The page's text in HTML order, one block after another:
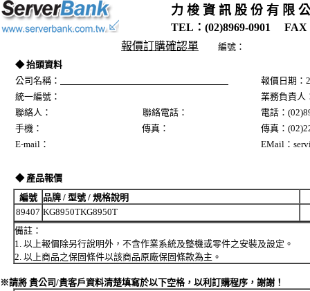
力 梭 資 訊 股 份 有 限
TEL：(02)8969-0901 FAX
報價訂購確認單
編號：
◆ 抬頭資料
公司名稱：
報價日期
統一編號：
業務負責人
聯絡人： 聯絡電話：
電話：
手機： 傳真：
傳真：
E-mail：
EMail：
◆ 產品報價
編號
品牌 / 型號 / 規格說明
89407 KG8950TKG8950T
備註：
1. 以上報價除另行說明外，不含作業系統及整機或零件之安裝及設定。
2. 以上商品之保固條件以該商品原廠保固條款為主。
※請將 貴公司/貴客戶資料清楚填寫於以下空格，以利訂購程序，謝謝！